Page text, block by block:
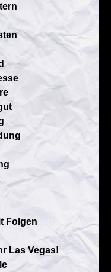
Folgen
Las Vegas!